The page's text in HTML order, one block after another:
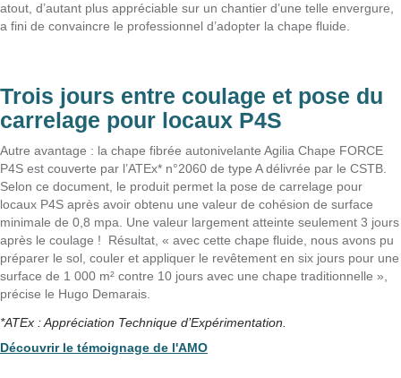
atout, d’autant plus appréciable sur un chantier d’une telle envergure,
a fini de convaincre le professionnel d’adopter la chape fluide.
Trois jours entre coulage et pose du
carrelage pour locaux P4S
Autre avantage : la chape fibrée autonivelante Agilia Chape FORCE
P4S est couverte par l’ATEx* n°2060 de type A délivrée par le CSTB.
Selon ce document, le produit permet la pose de carrelage pour
locaux P4S après avoir obtenu une valeur de cohésion de surface
minimale de 0,8 mpa. Une valeur largement atteinte seulement 3 jours
après le coulage ! Résultat, « avec cette chape fluide, nous avons pu
préparer le sol, couler et appliquer le revêtement en six jours pour une
surface de 1 000 m² contre 10 jours avec une chape traditionnelle »,
précise le Hugo Demarais.
*ATEx : Appréciation Technique d’Expérimentation.
Découvrir le témoignage de l'AMO